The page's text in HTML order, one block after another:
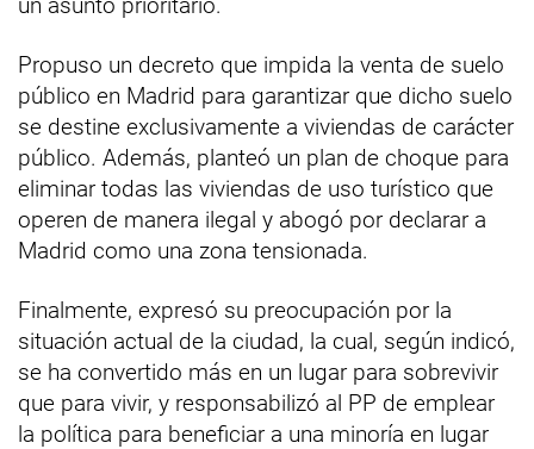
Propuso un decreto que impida la venta de suelo
público en Madrid para garantizar que dicho suelo
se destine exclusivamente a viviendas de carácter
público. Además, planteó un plan de choque para
eliminar todas las viviendas de uso turístico que
operen de manera ilegal y abogó por declarar a
Madrid como una zona tensionada.
Finalmente, expresó su preocupación por la
situación actual de la ciudad, la cual, según indicó,
se ha convertido más en un lugar para sobrevivir
que para vivir, y responsabilizó al PP de emplear
la política para beneficiar a una minoría en lugar